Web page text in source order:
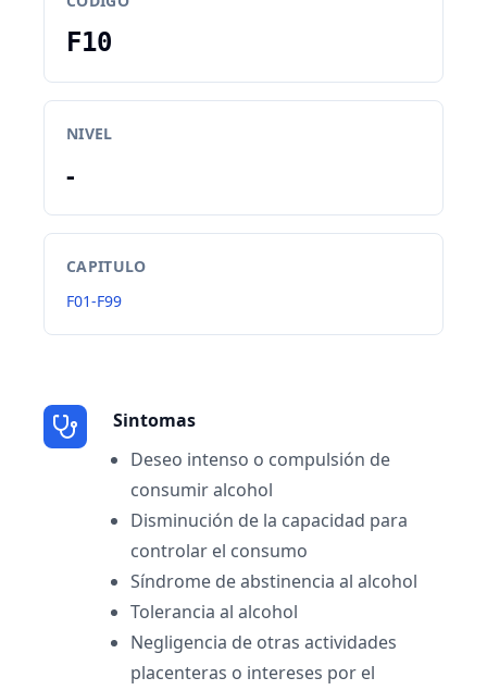
F10
NIVEL
-
CAPITULO
F01-F99
Sintomas
Deseo intenso o compulsión de
consumir alcohol
Disminución de la capacidad para
controlar el consumo
Síndrome de abstinencia al alcohol
Tolerancia al alcohol
Negligencia de otras actividades
placenteras o intereses por el